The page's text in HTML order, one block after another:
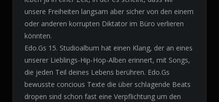
unsere Freiheiten langsam aber sicher von den einem
oder anderen korrupten Diktator im Büro verlieren
könnten.
Edo.Gs 15. Studioalbum hat einen Klang, der an eines
unserer Lieblings-Hip-Hop-Alben erinnert, mit Songs,
die jeden Teil deines Lebens berühren. Edo.Gs
bewusste concious Texte die über schlagende Beats
dropen sind schon fast eine Verpflichtung um den